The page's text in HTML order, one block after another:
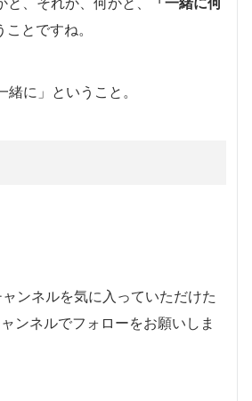
ことですね。
に」ということ。
ンネルを気に入っていただけた
ンネルでフォローをお願いしま